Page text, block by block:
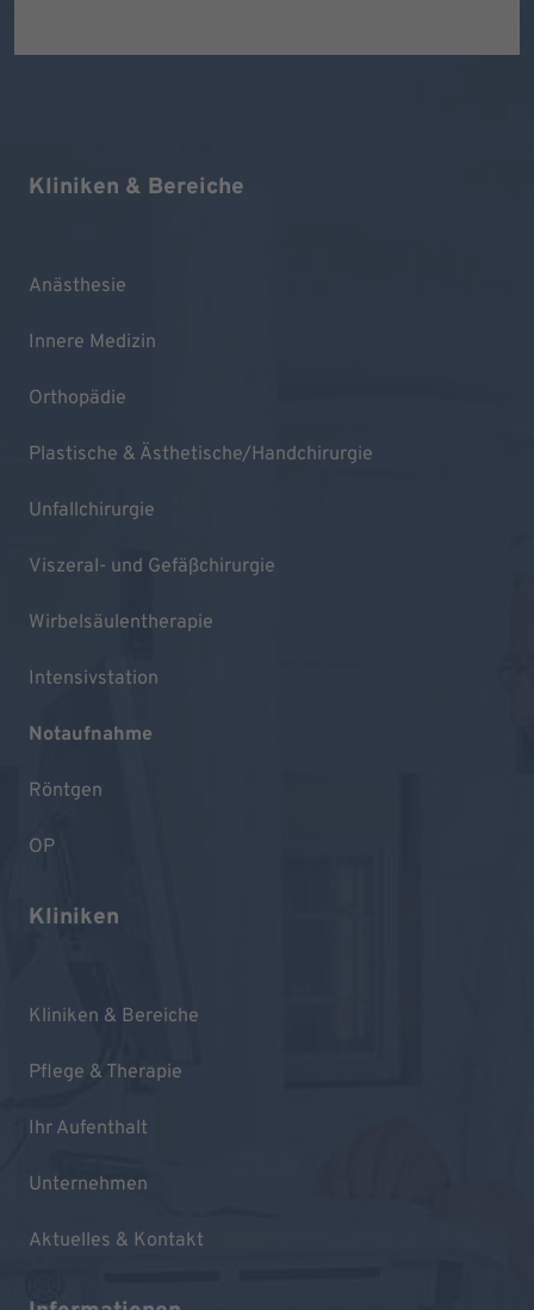
Kliniken & Bereiche
Anästhesie
Innere Medizin
Orthopädie
Plastische & Ästhetische/Handchirurgie
Unfallchirurgie
Viszeral- und Gefäßchirurgie
Wirbelsäulentherapie
Intensivstation
Notaufnahme
Röntgen
OP
Kliniken
Kliniken & Bereiche
Pflege & Therapie
Ihr Aufenthalt
Unternehmen
Aktuelles & Kontakt